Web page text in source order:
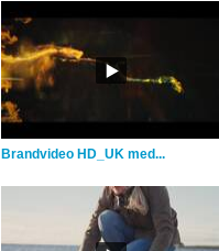
Brandvideo HD_UK med...